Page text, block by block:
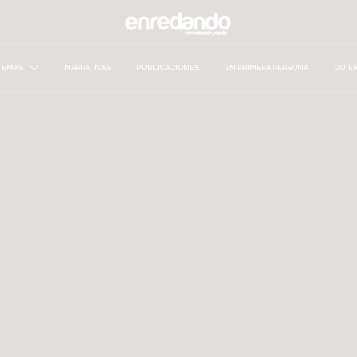
NARRATIVAS PUBLICACIONES EN PRIMERA PERSONA